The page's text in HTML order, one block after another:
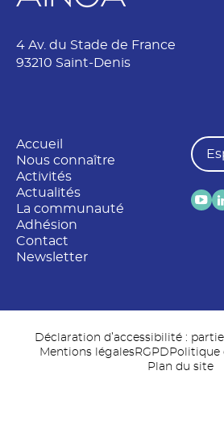
4 Av. du Stade de France
93210 Saint-Denis
Accueil
Nous connaître
Activités
Actualités
La communauté
Adhésion
Contact
Newsletter
Déclaration d’accessibilité :
Mentions légalesRGPD Politique
Plan du site